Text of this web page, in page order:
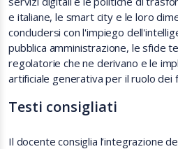
e italiane, le smart city e le loro
concludersi con l'impiego
pubblica amministrazione, le sfide
regolatorie che ne derivano e le
artificiale generativa per il ruolo dei
Testi consigliati
Il docente consiglia l’integrazione